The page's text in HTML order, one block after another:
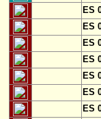
ES
ES
ES
ES
ES
ES
ES